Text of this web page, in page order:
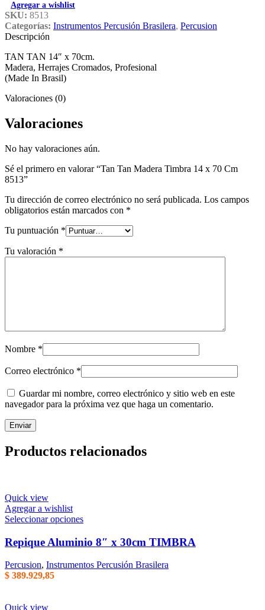
Agregar a wishlist
SKU: 8513
Categorías: Instrumentos Percusión Brasilera, Percusion
Descripción
TAN TAN 14″ x 70cm.
Madera, Herrajes Cromados, Profesional
(Made In Brasil)
Valoraciones (0)
Valoraciones
No hay valoraciones aún.
Sé el primero en valorar “Tan Tan Madera Timbra 14 x 70 Cm
8513”
Tu dirección de correo electrónico no será publicada. Los campos
obligatorios están marcados con *
Tu puntuación *
Tu valoración *
Nombre *
Correo electrónico *
Guardar mi nombre, correo electrónico y sitio web en este
navegador para la próxima vez que haga un comentario.
Productos relacionados
Quick view
Agregar a wishlist
Seleccionar opcionesEste
tiene
varias
variantes.
Las
Repique Aluminio 8″ x 30cm TIMBRA
Percusion, Instrumentos Percusión Brasilera
$ 389.929,85
Quick view